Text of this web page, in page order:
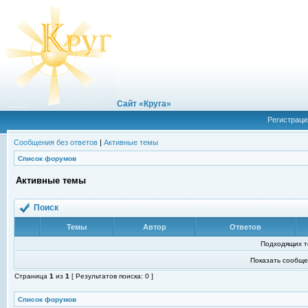
Сайт «Круга»
Сообщения без ответов | Активные темы
Список форумов
Активные темы
Поиск
Темы Автор Ответов
Подходящих
Показать
Страница 1 из 1 [ Результатов поиска: 0 ]
Список форумов